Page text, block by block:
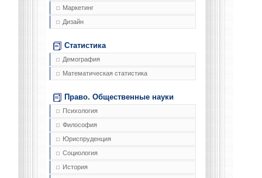
Маркетинг
Дизайн
Статистика
Демография
Математическая статистика
Право. Общественные науки
Психология
Философия
Юриспруденция
Социология
История